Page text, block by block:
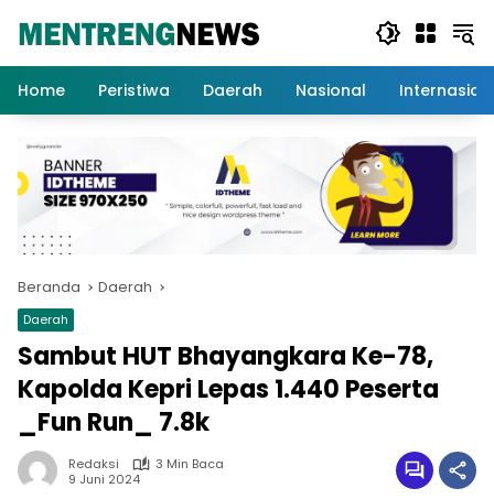
Home
Peristiwa Daerah Nasional
Beranda Daerah
Daerah
Sambut HUT Bhayangkara Ke-78,
Kapolda Kepri Lepas 1.440 Peserta
_Fun Run_ 7.8k
Redaksi
3 Min Baca
9 Juni 2024